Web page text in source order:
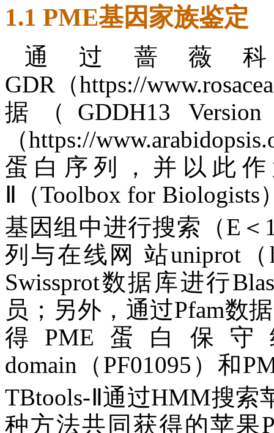
1.1 PME基因家族鉴定
通过蔷薇
GDR（https://
据（GDDH13
（https://
蛋白序列，并以此作
Ⅱ（Toolbox for
基因组中进行搜索（E＜
列与在线网 站uniprot（
Swissprot数据库进行
员；另外，通过Pfam数
得PME蛋白保守
domain（PF01095）和
TBtools-Ⅱ通过HMM搜索
种方法共同获得的苹果